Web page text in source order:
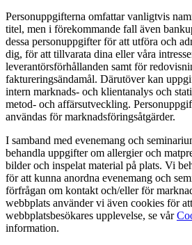
Personuppgifterna omfattar vanligtvis
titel, men i förekommande fall även
dessa personuppgifter för att utföra och
dig, för att tillvarata dina eller våra
leverantörsförhållanden samt för
faktureringsändamål. Därutöver kan
intern marknads- och klientanalys och
metod- och affärsutveckling.
användas för marknadsföringsåtgärder.
I samband med evenemang och
behandla uppgifter om allergier och
bilder och inspelat material på plats. Vi
för att kunna anordna evenemang och
förfrågan om kontakt och/eller för
webbplats använder vi även cookies för
webbplatsbesökares upplevelse, se vår
information.